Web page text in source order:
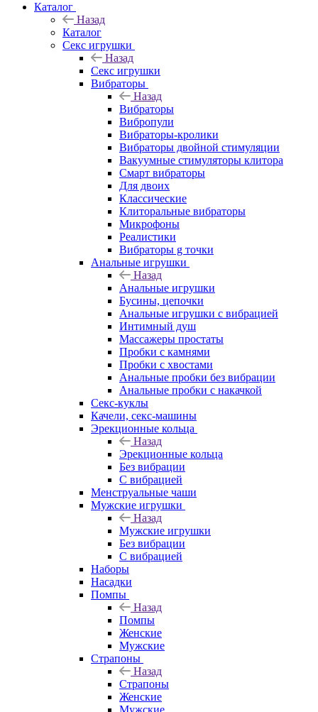
Каталог
Назад
Каталог
Секс игрушки
Назад
Секс игрушки
Вибраторы
Назад
Вибраторы
Вибропули
Вибраторы-кролики
Вибраторы двойной стимуляции
Вакуумные стимуляторы клитора
Смарт вибраторы
Для двоих
Классические
Клиторальные вибраторы
Микрофоны
Реалистики
Вибраторы g точки
Анальные игрушки
Назад
Анальные игрушки
Бусины, цепочки
Анальные игрушки с вибрацией
Интимный душ
Массажеры простаты
Пробки с камнями
Пробки с хвостами
Анальные пробки без вибрации
Анальные пробки с накачкой
Секс-куклы
Качели, секс-машины
Эрекционные кольца
Назад
Эрекционные кольца
Без вибрации
С вибрацией
Менструальные чаши
Мужские игрушки
Назад
Мужские игрушки
Без вибрации
С вибрацией
Наборы
Насадки
Помпы
Назад
Помпы
Женские
Мужские
Страпоны
Назад
Страпоны
Женские
Мужские